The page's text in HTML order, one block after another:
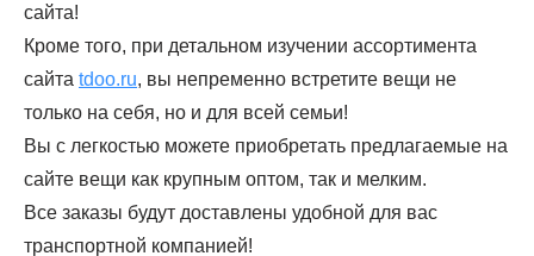
сайта!
Кроме того, при детальном изучении ассортимента
сайта tdoo.ru, вы непременно встретите вещи не
только на себя, но и для всей семьи!
Вы с легкостью можете приобретать предлагаемые на
сайте вещи как крупным оптом, так и мелким.
Все заказы будут доставлены удобной для вас
транспортной компанией!